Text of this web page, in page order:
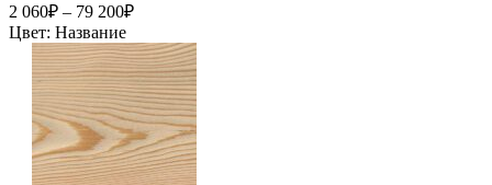
2 060₽ – 79 200₽
Цвет: Название